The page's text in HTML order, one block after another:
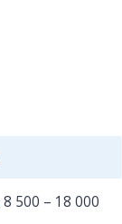
8 500 – 18 000